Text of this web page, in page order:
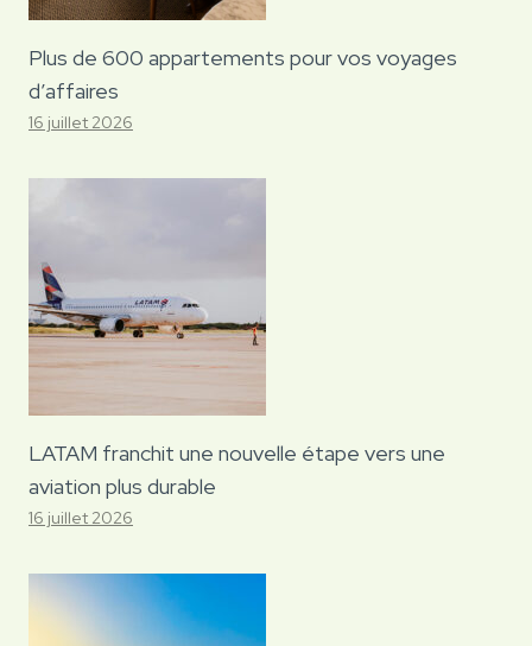
Plus de 600 appartements pour vos voyages
d’affaires
16 juillet 2026
LATAM franchit une nouvelle étape vers une
aviation plus durable
16 juillet 2026